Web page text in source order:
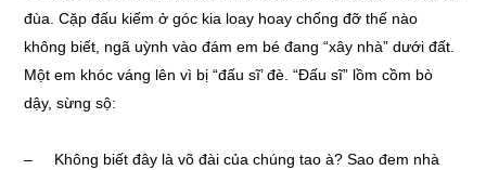
đùa. Cặp đấu kiếm ở góc kia loay hoay chống đỡ thế nào
không biết, ngã uỳnh vào đám em bé đang “xây nhà” dưới đất.
Một em khóc váng lên vì bị “đấu sĩ’ đè. “Đấu sĩ” lồm cồm bò
dậy, sừng sộ:
– Không biết đây là võ đài của chúng tao à? Sao đem nhà